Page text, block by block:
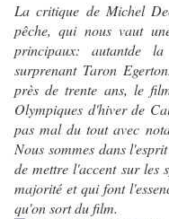
La critique de Michel
pêche, qui nous vaut
principaux: autantde
surprenant Taron
près de trente ans, le
Olympiques d'hiver de
pas mal du tout avec
Nous sommes dans
de mettre l'accent sur les
majorité et qui font
qu'on sort du film.